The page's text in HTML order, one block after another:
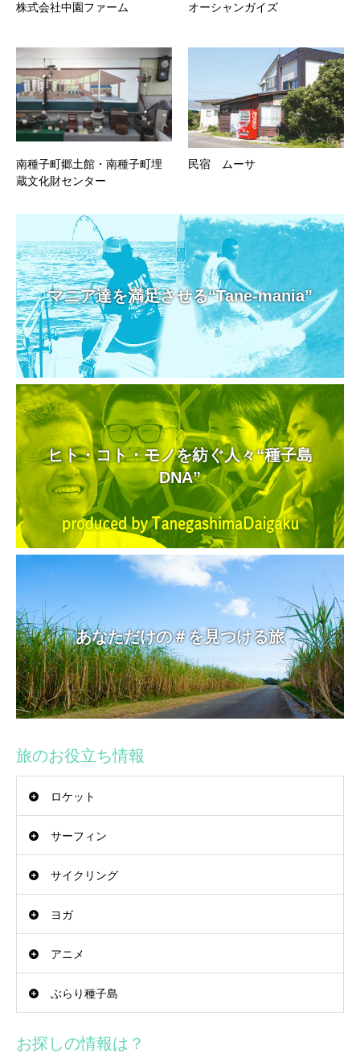
株式会社中園ファーム オーシャンガイズ
南種子町郷土館・南種子町埋
蔵文化財センター
民宿 ムーサ
マニア達を満足させる“Tane-mania”
ヒト・コト・モノを紡ぐ人々“種子島
DNA”
あなただけの＃を見つける旅
旅のお役立ち情報
ロケット
サーフィン
サイクリング
ヨガ
アニメ
ぶらり種子島
お探しの情報は？